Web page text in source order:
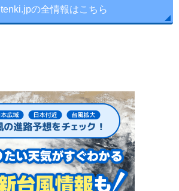
tenki.jpの全情報はこちら